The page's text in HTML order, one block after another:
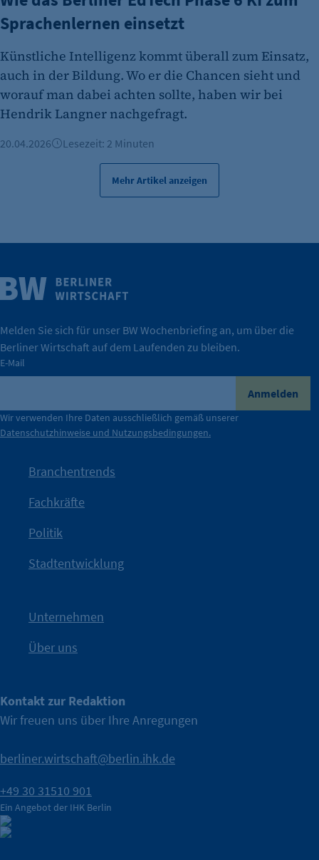
IHK Berlin. Offizieller Unterstützer der Berliner Wirtschaft.
Nach einer aufmerksamkeitsstarken Teaserphase geht die
Kampagne der IHK Berlin in die nächste Stufe. Mit
IHK?“wurde bewusst Neugier geweckt und Gespräche
mit Haltung.
Die Unternehmer stehen stellvertretend für die Vielfalt
der Berliner Wirtschaft.
Durch ihre Perspektiven wird deutlich, was der Claim
konkret bedeutet – und wie die IHK Berlin Unternehmen
tatsächlich unterstützt.
Wirtschaft.
Weitere Infos
Sprachenlernen einsetzt
Künstliche Intelligenz kommt überall zum Einsatz,
auch in der Bildung. Wo er die Chancen sieht und
worauf man dabei achten sollte, haben wir bei
Hendrik Langner nachgefragt.
20.04.2026 Lesezeit: 2 Minuten
Mehr Artikel anzeigen
Melden Sie sich für unser BW Wochenbriefing an, um über die
Berliner Wirtschaft auf dem Laufenden zu bleiben.
E-Mail
Anmelden
Wir verwenden Ihre Daten ausschließlich gemäß unserer
Datenschutzhinweise und Nutzungsbedingungen.
Branchentrends
Fachkräfte
Politik
Stadtentwicklung
Unternehmen
Über uns
Kontakt zur Redaktion
Wir freuen uns über Ihre Anregungen
berliner.wirtschaft@berlin.ihk.de
+49 30 31510 901
Ein Angebot der IHK Berlin